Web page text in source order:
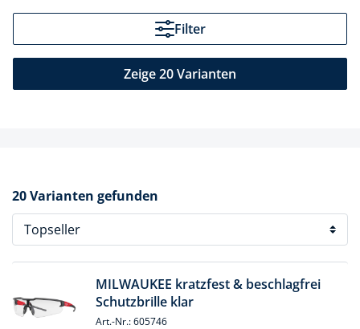
Filter
Zeige 20 Varianten
20 Varianten gefunden
MILWAUKEE kratzfest & beschlagfrei
Schutzbrille klar
Art.-Nr.: 605746